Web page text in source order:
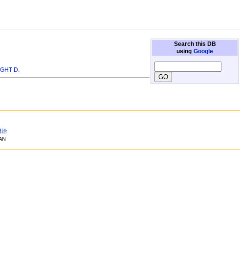
Search this DB
using Google
D.
治